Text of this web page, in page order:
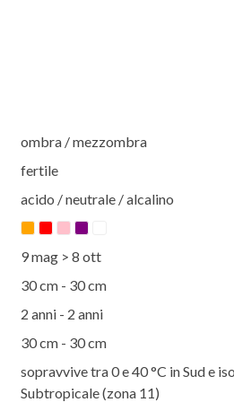
ombra / mezzombra
fertile
acido / neutrale / alcalino
9 mag > 8 ott
30 cm - 30 cm
2 anni - 2 anni
30 cm - 30 cm
sopravvive tra 0 e 40 °C in Sud e
Subtropicale (zona 11)